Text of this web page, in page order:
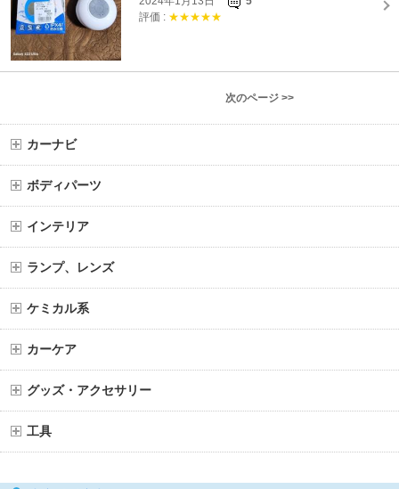
評価 : ★★★★★
次のページ >>
カーナビ
ボディパーツ
インテリア
ランプ、レンズ
ケミカル系
カーケア
グッズ・アクセサリー
工具